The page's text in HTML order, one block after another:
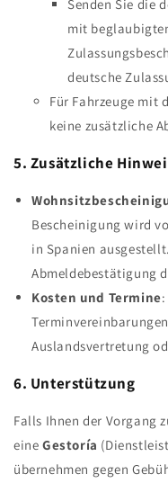
Senden Sie die
mit
deutsche
Für Fahrzeuge mit
keine zusätzliche
5. Zusätzliche
Bescheinigung wird
in Spanien
Abmeldebestätigung
Kosten und Termine
Auslandsvertretung
6. Unterstützung
Falls Ihnen der Vorgang
eine Gestoría
übernehmen gegen